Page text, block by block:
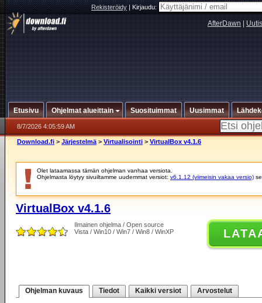
Rekisteröidy|Kirjaudu:
AfterDawn
Etusivu Ohjelmat alueittain Suosituimmat Uusimmat
8/7/2026 4:05:59 AM
Download.fi > Järjestelmä > Virtualisointi > VirtualBox v4.1.6
Olet lataamassa tämän ohjelman vanhaa versiota.
Ohjelmasta löytyy sivuiltamme uudemmat versiot: v6.1.12 (viimeisin vakaa versio)
VirtualBox v4.1.6
Ilmainen ohjelma / Open source
Vista / Win10 / Win7 / Win8 / WinXP
Ohjelman kuvaus Tiedot Kaikki versiot Arvostelut